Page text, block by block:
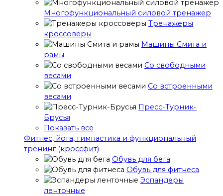
Многофункциональный силовой тренажер
Тренажеры
кроссоверы
Машины Смита и
рамы
Со свободными
весами
Со встроенными
весами
Пресс-Турник-
Брусья
Показать все
Фитнес, йога, гимнастика и функциональный
тренинг (кроссфит)
Обувь для бега
Обувь для фитнеса
Эспандеры
ленточные